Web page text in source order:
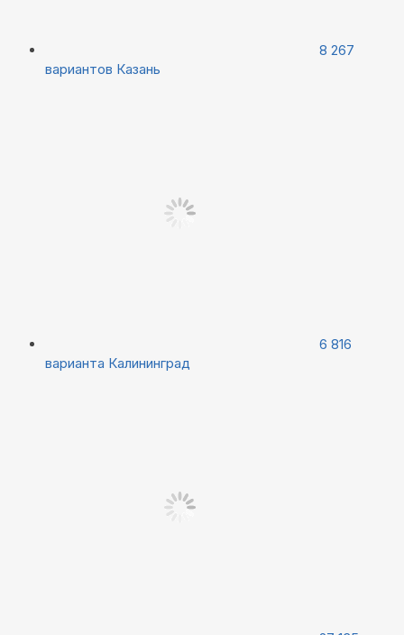
8 267
вариантов Казань
6 816
варианта Калининград